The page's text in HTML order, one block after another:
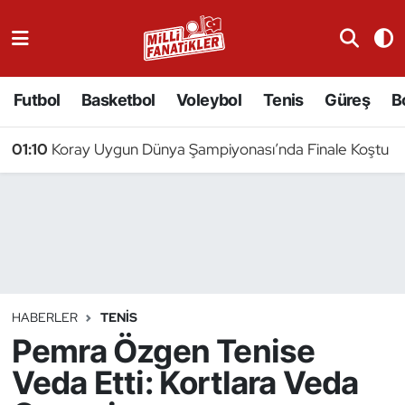
Futbol Basketbol Voleybol Tenis Güreş
01:10 Koray Uygun Dünya Şampiyonası’nda Finale Koştu
HABERLER TENIS
Pemra Özgen Tenise
Veda Etti: Kortlara Veda
Badminton
Binicilik
Bisiklet